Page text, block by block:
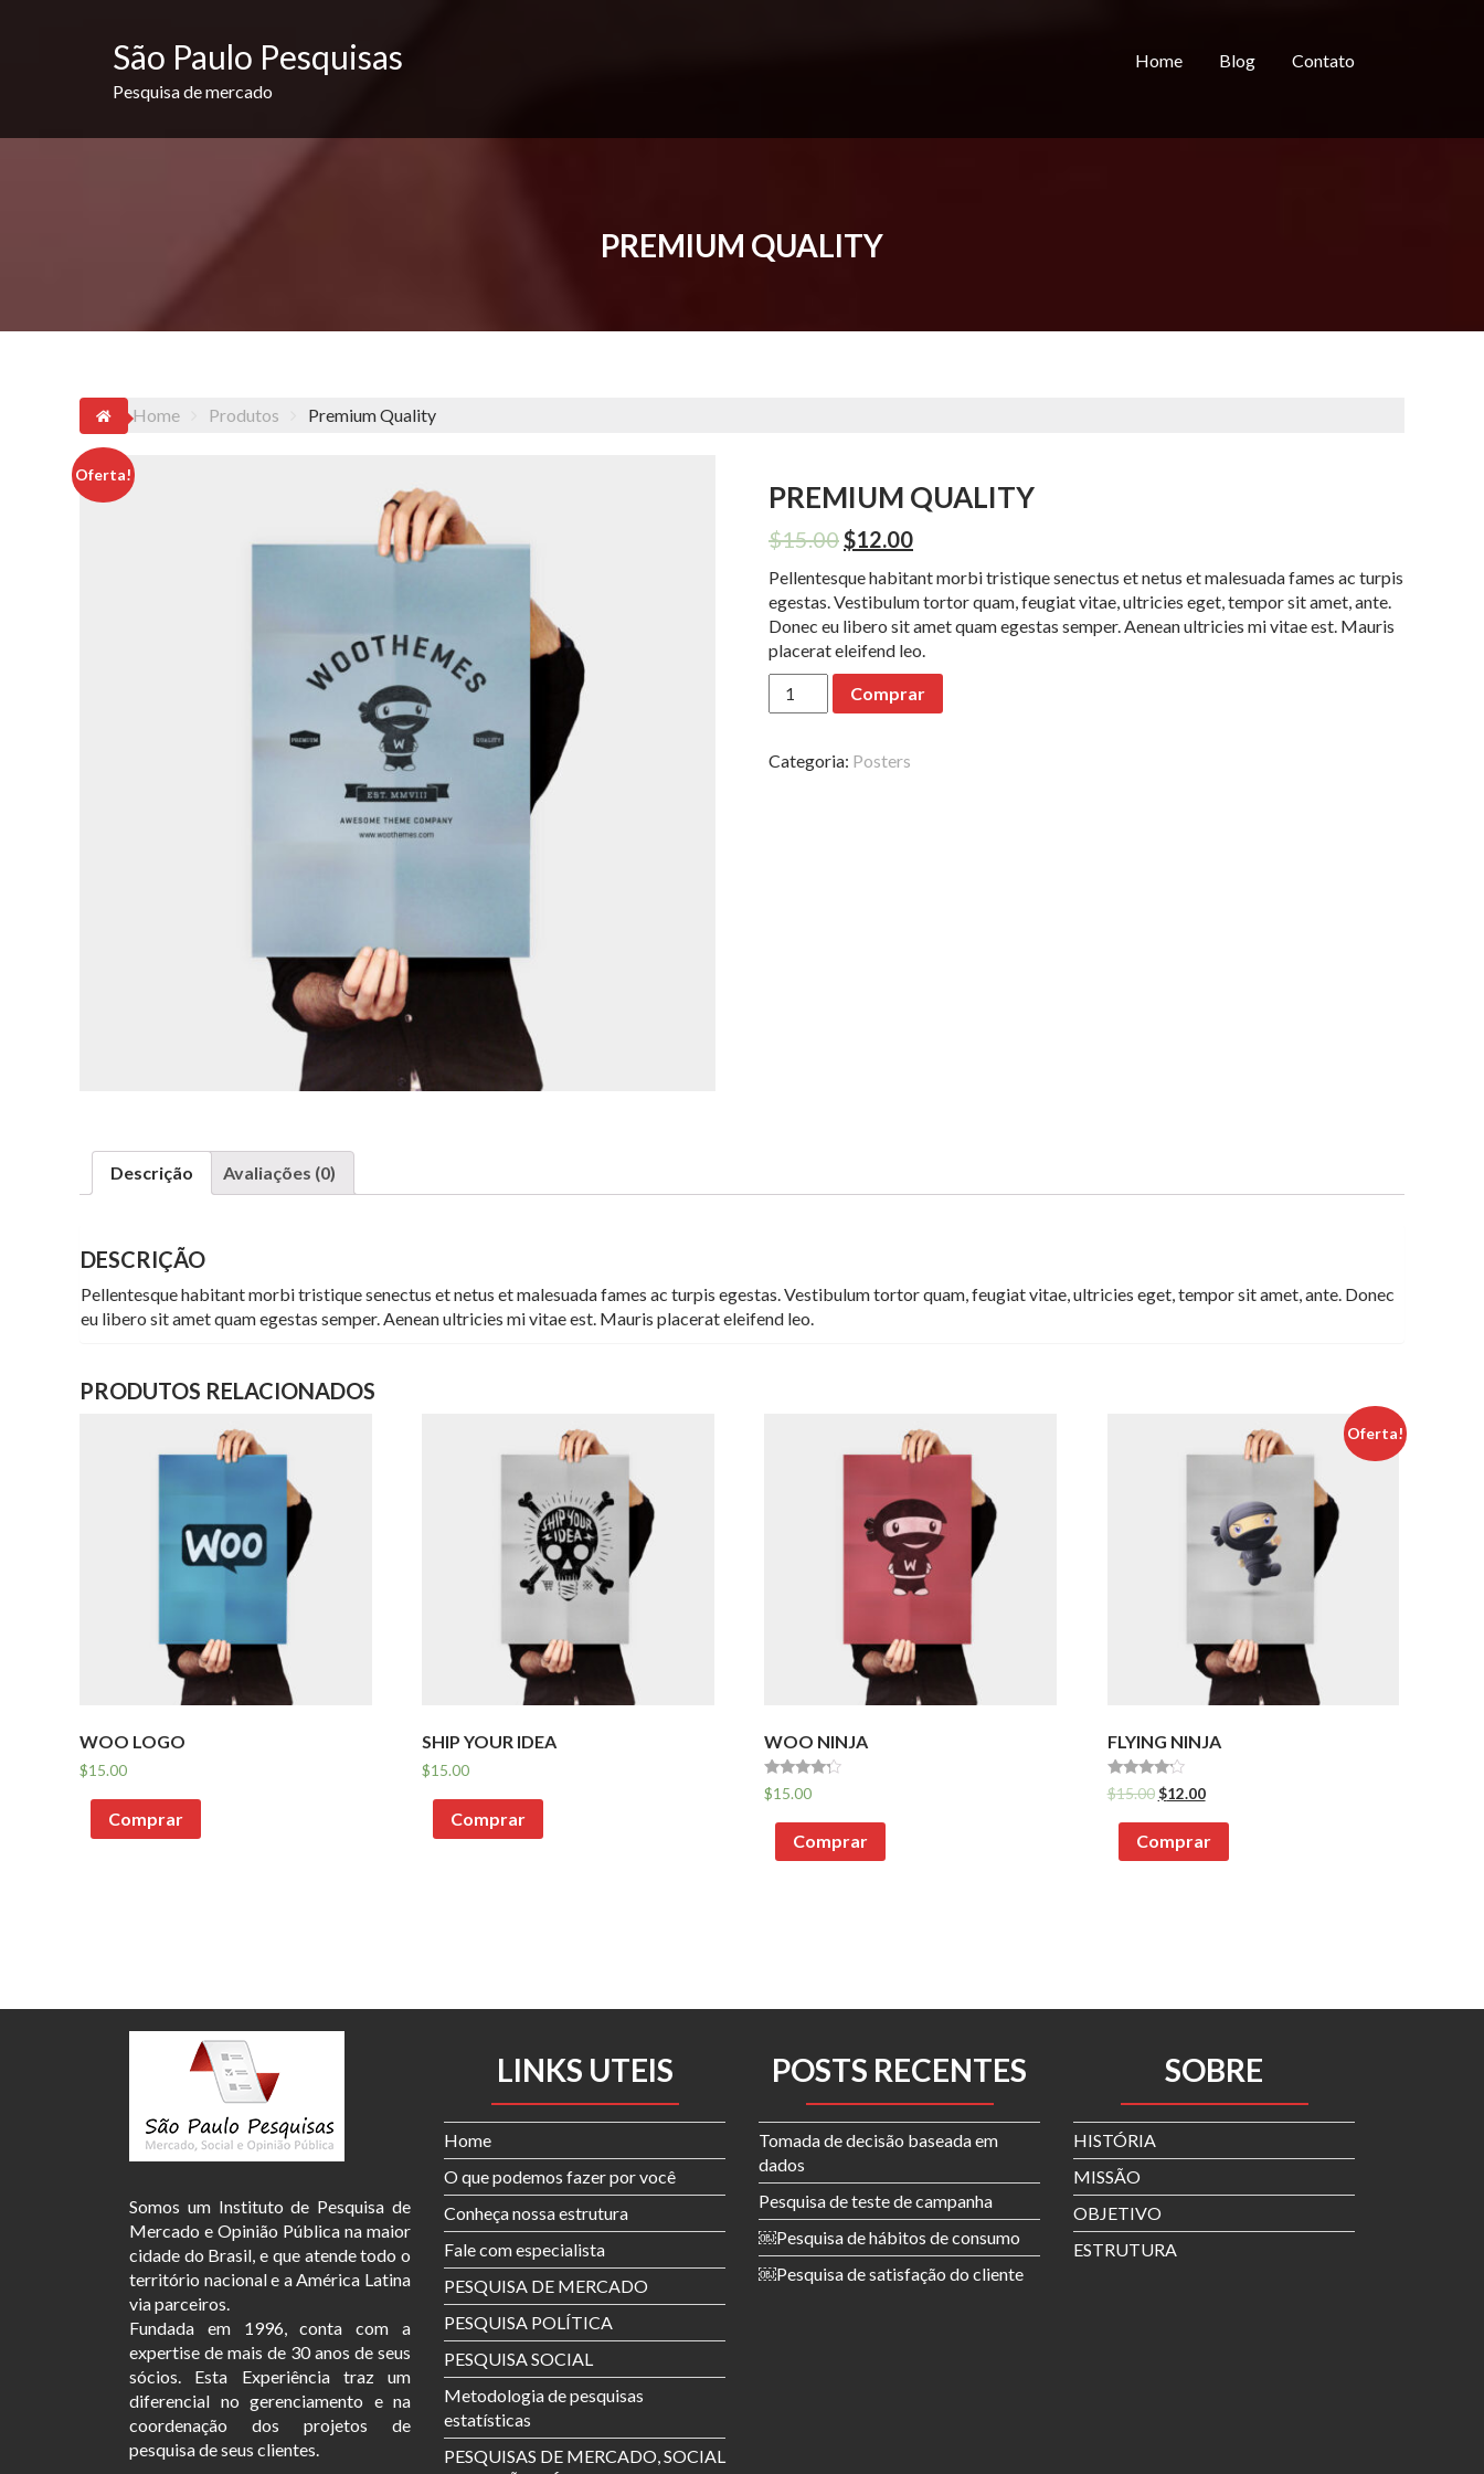
São Paulo Pesquisas
Pesquisa de mercado
Home Blog Contato
PREMIUM QUALITY
Home Produtos Premium Quality
Oferta!
PREMIUM QUALITY
$15.00$12.00
Pellentesque habitant morbi tristique senectus et netus et malesuada fames ac turpis
egestas. Vestibulum tortor quam, feugiat vitae, ultricies eget, tempor sit amet, ante.
Donec eu libero sit amet quam egestas semper. Aenean ultricies mi vitae est. Mauris
placerat eleifend leo.
Premium
Quality
Comprar
Categoria: Posters
Descrição Avaliações (0)
DESCRIÇÃO
Pellentesque habitant morbi tristique senectus et netus et malesuada fames ac turpis egestas. Vestibulum tortor quam, feugiat vitae, ultricies eget, tempor sit amet, ante. Donec
eu libero sit amet quam egestas semper. Aenean ultricies mi vitae est. Mauris placerat eleifend leo.
PRODUTOS RELACIONADOS
WOO LOGO
$15.00
Comprar
SHIP YOUR IDEA
$15.00
Comprar
WOO NINJA
Avaliação
4.00
$15.00
Comprar
Oferta!
FLYING NINJA
Avaliação
4.00
$15.00 $12.00
Comprar
Somos um Instituto de Pesquisa de
Mercado e Opinião Pública na maior
cidade do Brasil, e que atende todo o
território nacional e a América Latina
via parceiros.
Fundada em 1996, conta com a
expertise de mais de 30 anos de seus
sócios. Esta Experiência traz um
diferencial no gerenciamento e na
coordenação dos projetos de
pesquisa de seus clientes.
LINKS UTEIS
Home
O que podemos fazer por você
Conheça nossa estrutura
Fale com especialista
PESQUISA DE MERCADO
PESQUISA POLÍTICA
PESQUISA SOCIAL
Metodologia de pesquisas
estatísticas
PESQUISAS DE MERCADO, SOCIAL
POSTS RECENTES
Tomada de decisão baseada em
dados
Pesquisa de teste de campanha
￼Pesquisa de hábitos de consumo
￼Pesquisa de satisfação do cliente
SOBRE
HISTÓRIA
MISSÃO
OBJETIVO
ESTRUTURA